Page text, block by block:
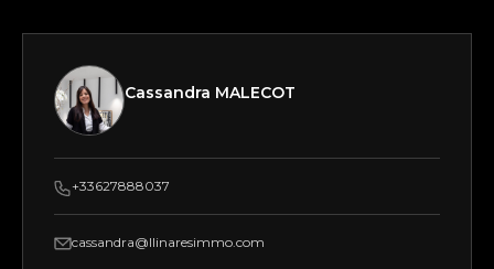
Cassandra MALECOT
+33627888037
cassandra@llinaresimmo.com